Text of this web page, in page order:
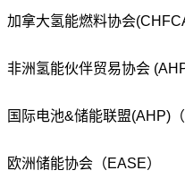
加拿大氢能燃料协会
非洲氢能伙伴贸易协会
国际电池&储能联盟(AHP)（
欧洲储能协会（EASE）